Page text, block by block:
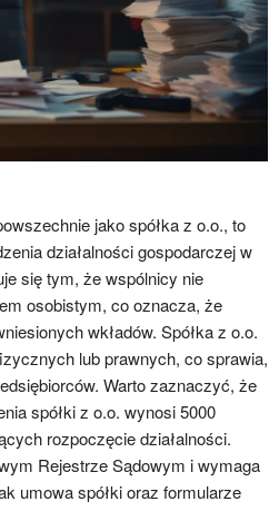
jako spółka z o.o., to
działalności gospodarczej w
się tym, że wspólnicy nie
osobistym, co oznacza, że
wkładów. Spółka z o.o.
lub prawnych, co sprawia,
Warto zaznaczyć, że
spółki z o.o. wynosi 5000
rozpoczęcie działalności.
Rejestrze Sądowym i wymaga
umowa spółki oraz formularze